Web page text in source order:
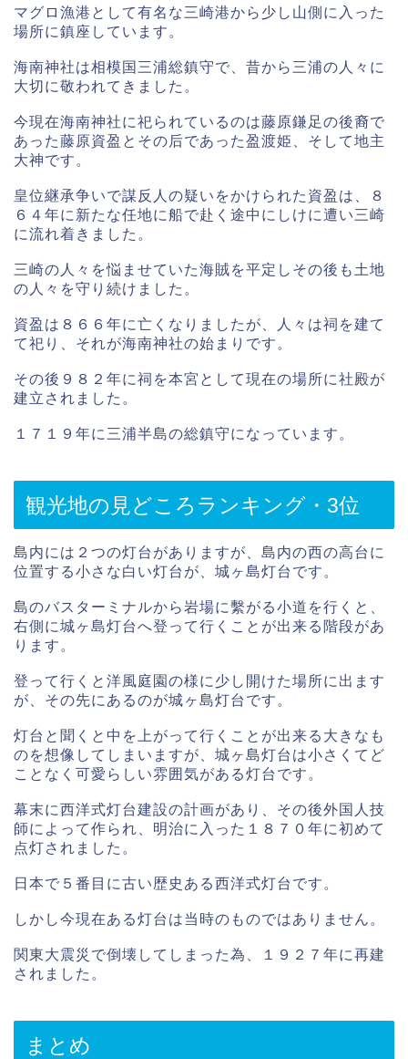
マグロ漁港として有名な三崎港から少し山側に入った
場所に鎮座しています。
海南神社は相模国三浦総鎮守で、昔から三浦の人々に
大切に敬われてきました。
今現在海南神社に祀られているのは藤原鎌足の後裔で
あった藤原資盈とその后であった盈渡姫、そして地主
大神です。
皇位継承争いで謀反人の疑いをかけられた資盈は、８
６４年に新たな任地に船で赴く途中にしけに遭い三崎
に流れ着きました。
三崎の人々を悩ませていた海賊を平定しその後も土地
の人々を守り続けました。
資盈は８６６年に亡くなりましたが、人々は祠を建て
て祀り、それが海南神社の始まりです。
その後９８２年に祠を本宮として現在の場所に社殿が
建立されました。
１７１９年に三浦半島の総鎮守になっています。
観光地の見どころランキング・3位
島内には２つの灯台がありますが、島内の西の高台に
位置する小さな白い灯台が、城ヶ島灯台です。
島のバスターミナルから岩場に繫がる小道を行くと、
右側に城ヶ島灯台へ登って行くことが出来る階段があ
ります。
登って行くと洋風庭園の様に少し開けた場所に出ます
が、その先にあるのが城ヶ島灯台です。
灯台と聞くと中を上がって行くことが出来る大きなも
のを想像してしまいますが、城ヶ島灯台は小さくてど
ことなく可愛らしい雰囲気がある灯台です。
幕末に西洋式灯台建設の計画があり、その後外国人技
師によって作られ、明治に入った１８７０年に初めて
点灯されました。
日本で５番目に古い歴史ある西洋式灯台です。
しかし今現在ある灯台は当時のものではありません。
関東大震災で倒壊してしまった為、１９２７年に再建
されました。
まとめ